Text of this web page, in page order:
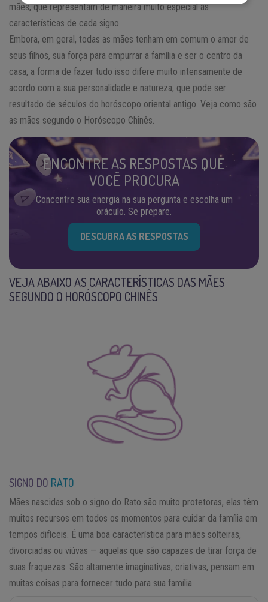
mães, que representam de maneira muito especial as
características de cada signo.
Embora, em geral, todas as mães tenham em comum o amor de
seus filhos, sua força para empurrar a família e ser o centro da
casa, a forma de fazer tudo isso difere muito intensamente de
acordo com a sua personalidade e natureza, que pode ser
resultado de séculos do horóscopo oriental antigo. Veja como são
as mães segundo o Horóscopo Chinês.
ENCONTRE AS RESPOSTAS QUE
VOCÊ PROCURA
Concentre sua energia na sua pergunta e escolha um
oráculo. Se prepare.
DESCUBRA AS RESPOSTAS
VEJA ABAIXO AS CARACTERÍSTICAS DAS MÃES
SEGUNDO O HORÓSCOPO CHINÊS
SIGNO DO RATO
Mães nascidas sob o signo do Rato são muito protetoras, elas têm
muitos recursos em todos os momentos para cuidar da família em
tempos difíceis. É uma boa característica para mães solteiras,
divorciadas ou viúvas — aquelas que são capazes de tirar força de
suas fraquezas. São altamente imaginativas, criativas, pensam em
muitas coisas para fornecer tudo para sua família.